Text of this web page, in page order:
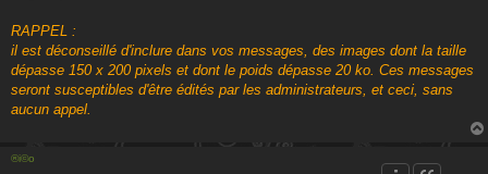
RAPPEL :
il est déconseillé d'inclure dans vos messages, des images dont la taille
dépasse 150 x 200 pixels et dont le poids dépasse 20 ko. Ces messages
seront susceptibles d'être édités par les administrateurs, et ceci, sans
aucun appel.
®i©o